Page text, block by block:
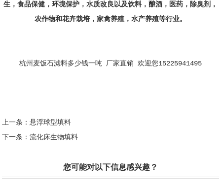
生，食品保健，环境保护，水质改良以及饮料，酿酒，医药，除臭剂，
农作物和花卉栽培，家禽养殖，水产养殖等行业。
杭州麦饭石滤料多少钱一吨 厂家直销 欢迎您15225941495
上一条：悬浮球型填料
下一条：流化床生物填料
您可能对以下信息感兴趣？